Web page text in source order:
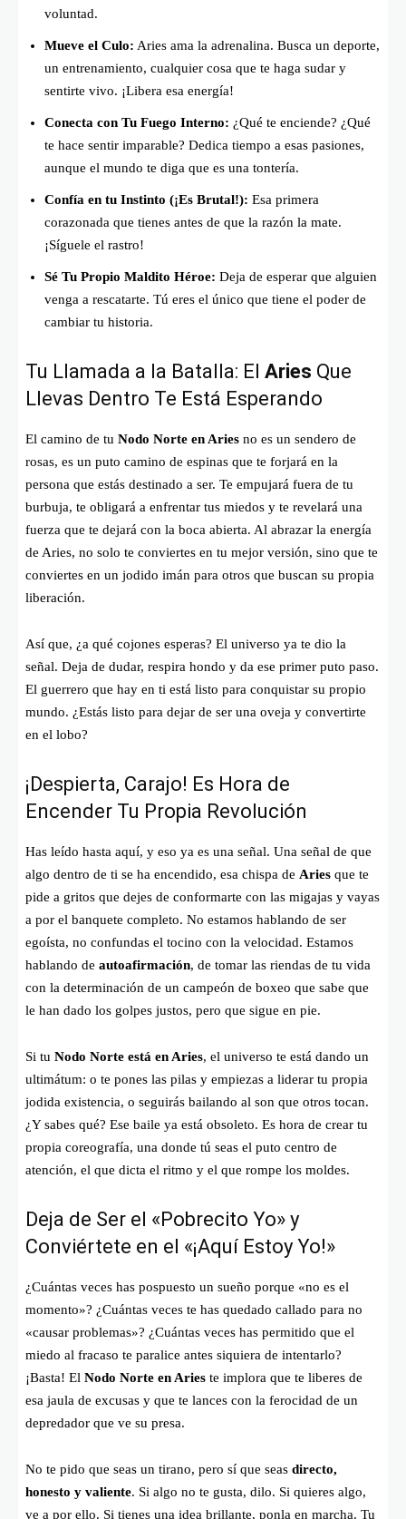
voluntad.
Mueve el Culo: Aries ama la adrenalina. Busca un deporte,
un entrenamiento, cualquier cosa que te haga sudar y
sentirte vivo. ¡Libera esa energía!
Conecta con Tu Fuego Interno: ¿Qué te enciende? ¿Qué
te hace sentir imparable? Dedica tiempo a esas pasiones,
aunque el mundo te diga que es una tontería.
Confía en tu Instinto (¡Es Brutal!): Esa primera
corazonada que tienes antes de que la razón la mate.
¡Síguele el rastro!
Sé Tu Propio Maldito Héroe: Deja de esperar que alguien
venga a rescatarte. Tú eres el único que tiene el poder de
cambiar tu historia.
Tu Llamada a la Batalla: El Aries Que
Llevas Dentro Te Está Esperando
El camino de tu Nodo Norte en Aries no es un sendero de
rosas, es un puto camino de espinas que te forjará en la
persona que estás destinado a ser. Te empujará fuera de tu
burbuja, te obligará a enfrentar tus miedos y te revelará una
fuerza que te dejará con la boca abierta. Al abrazar la energía
de Aries, no solo te conviertes en tu mejor versión, sino que te
conviertes en un jodido imán para otros que buscan su propia
liberación.
Así que, ¿a qué cojones esperas? El universo ya te dio la
señal. Deja de dudar, respira hondo y da ese primer puto paso.
El guerrero que hay en ti está listo para conquistar su propio
mundo. ¿Estás listo para dejar de ser una oveja y convertirte
en el lobo?
¡Despierta, Carajo! Es Hora de
Encender Tu Propia Revolución
Has leído hasta aquí, y eso ya es una señal. Una señal de que
algo dentro de ti se ha encendido, esa chispa de Aries que te
pide a gritos que dejes de conformarte con las migajas y vayas
a por el banquete completo. No estamos hablando de ser
egoísta, no confundas el tocino con la velocidad. Estamos
hablando de autoafirmación, de tomar las riendas de tu vida
con la determinación de un campeón de boxeo que sabe que
le han dado los golpes justos, pero que sigue en pie.
Si tu Nodo Norte está en Aries, el universo te está dando un
ultimátum: o te pones las pilas y empiezas a liderar tu propia
jodida existencia, o seguirás bailando al son que otros tocan.
¿Y sabes qué? Ese baile ya está obsoleto. Es hora de crear tu
propia coreografía, una donde tú seas el puto centro de
atención, el que dicta el ritmo y el que rompe los moldes.
Deja de Ser el «Pobrecito Yo» y
Conviértete en el «¡Aquí Estoy Yo!»
¿Cuántas veces has pospuesto un sueño porque «no es el
momento»? ¿Cuántas veces te has quedado callado para no
«causar problemas»? ¿Cuántas veces has permitido que el
miedo al fracaso te paralice antes siquiera de intentarlo?
¡Basta! El Nodo Norte en Aries te implora que te liberes de
esa jaula de excusas y que te lances con la ferocidad de un
depredador que ve su presa.
No te pido que seas un tirano, pero sí que seas directo,
honesto y valiente. Si algo no te gusta, dilo. Si quieres algo,
ve a por ello. Si tienes una idea brillante, ponla en marcha. Tu